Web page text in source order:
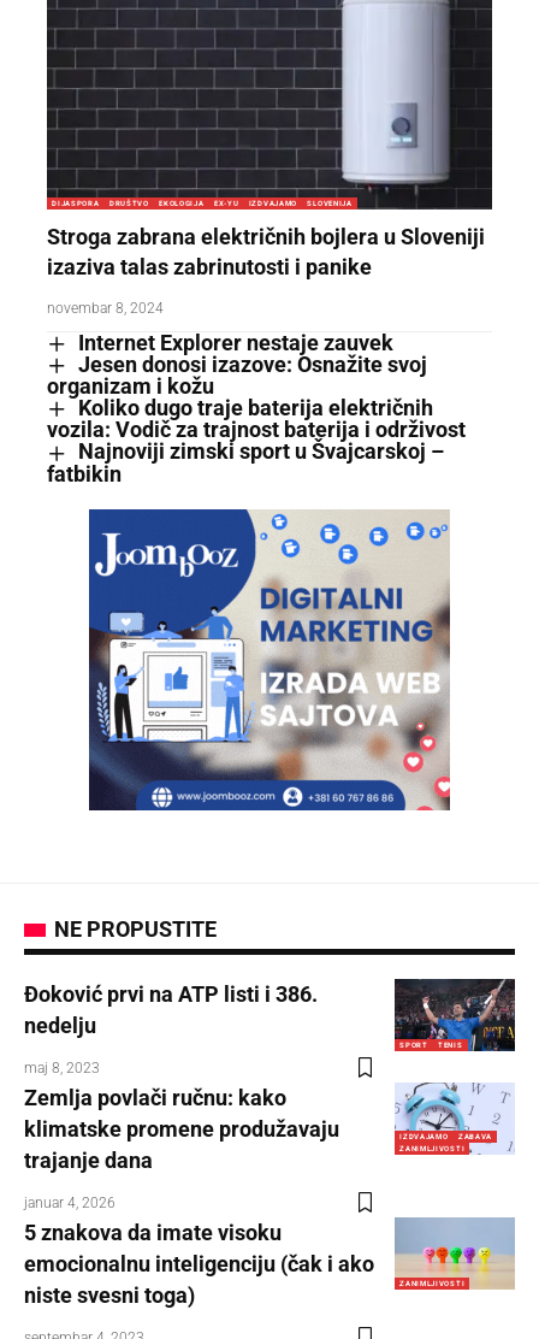
DIJASPORA DRUŠTVO EKOLOGIJA EX-YU IZDVAJAMO SLOVENIJA
Stroga zabrana električnih bojlera u Sloveniji
izaziva talas zabrinutosti i panike
novembar 8, 2024
Internet Explorer nestaje zauvek
Jesen donosi izazove: Osnažite svoj
organizam i kožu
Koliko dugo traje baterija električnih
vozila: Vodič za trajnost baterija i održivost
Najnoviji zimski sport u Švajcarskoj –
fatbikin
NE PROPUSTITE
SPORT TENIS
Đoković prvi na ATP listi i 386.
nedelju
maj 8, 2023
IZDVAJAMO
ZABAVA
ZANIMLJIVOSTI
Zemlja povlači ručnu: kako
klimatske promene produžavaju
trajanje dana
januar 4, 2026
ZANIMLJIVOSTI
5 znakova da imate visoku
emocionalnu inteligenciju (čak i ako
niste svesni toga)